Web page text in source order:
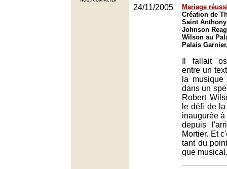
24/11/2005
Mariage
Création de
Saint
Johnson
Wilson au
Palais
Il fallait
entre un
la musique
dans un
Robert
le défi de
inaugurée
depuis
Mortier. Et
tant du
que musical.